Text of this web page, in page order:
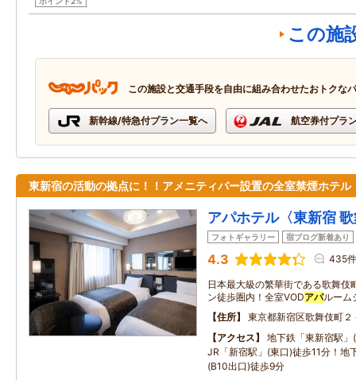
この施
この施設と交通手段を自由に組み合わせたおトクな
新幹線/特急付プラン一覧へ 航空券付プラ
東新宿の活動の拠点に！！アメニティバー設置の全室禁煙ホテル
アパホテル〈東新宿
フォトギャラリー 宿ブログ新着あり
4.3 435件
日本最大級の繁華街である歌舞伎
ン徒歩圏内！全室VODアパルーム
住所
東京都新宿区歌舞伎町２
アクセス
地下鉄「東新宿駅
JR「新宿駅」(東口)徒歩11分！地
(B10出口)徒歩9分